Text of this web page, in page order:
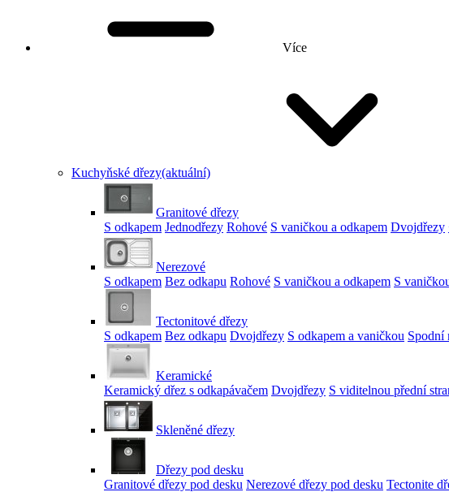
Více
Kuchyňské dřezy(aktuální)
Granitové dřezy
S odkapem Jednodřezy Rohové S vaničkou a odkapem Dvojdřezy
Nerezové
S odkapem Bez odkapu Rohové S vaničkou a odkapem S
Tectonitové dřezy
S odkapem Bez odkapu Dvojdřezy S odkapem a vaničkou Spodní
Keramické
Keramický dřez s odkapávačem Dvojdřezy S viditelnou přední
Skleněné dřezy
Dřezy pod desku
Granitové dřezy pod desku Nerezové dřezy pod desku Tectonite